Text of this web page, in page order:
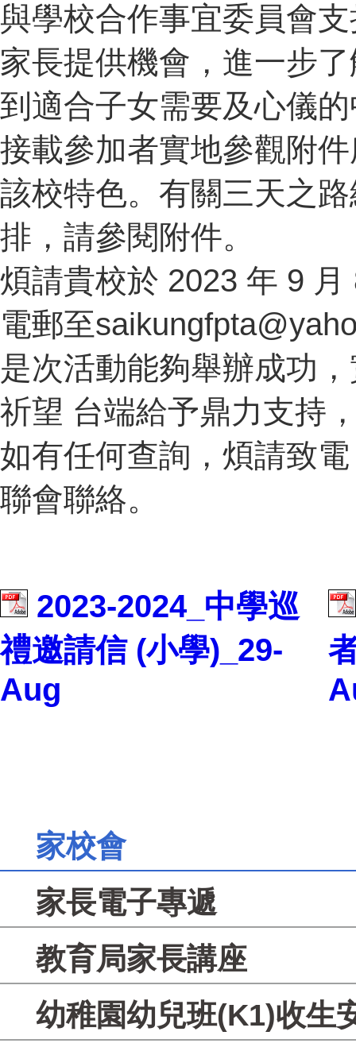
與學校合作事宜委員會
家長提供機會，進一步
到適合子女需要及心儀
接載參加者實地參觀附
該校特色。有關三天之
排，請參閱附件。
煩請貴校於 2023 年 9
電郵至
是次活動能夠舉辦成功
祈望 台端給予鼎力支持
如有任何查詢，煩請致
聯會聯絡。
2023-2024_中學巡
禮邀請信 (小學)_29-
Aug
家校會
家長電子專遞
教育局家長講座
幼稚園幼兒班(K1)收生